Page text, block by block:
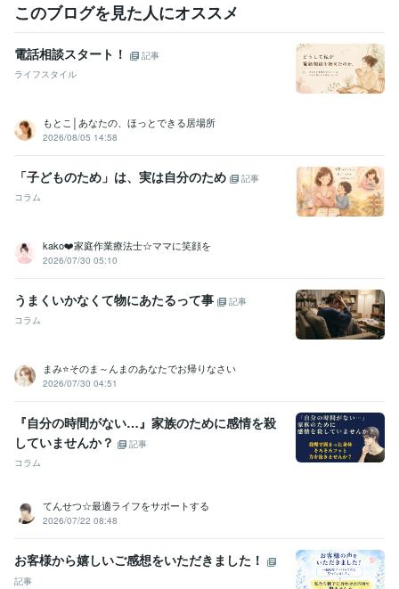
このブログを見た人にオススメ
電話相談スタート！
記事
ライフスタイル
もとこ│あなたの、ほっとできる居場所
2026/08/05 14:58
「子どものため」は、実は自分のため
記事
コラム
kako❤️家庭作業療法士☆ママに笑顔を
2026/07/30 05:10
うまくいかなくて物にあたるって事
記事
コラム
まみ⭐そのま～んまのあなたでお帰りなさい
2026/07/30 04:51
『自分の時間がない…』家族のために感情を殺
していませんか？
記事
コラム
てんせつ☆最適ライフをサポートする
2026/07/22 08:48
お客様から嬉しいご感想をいただきました！
記事